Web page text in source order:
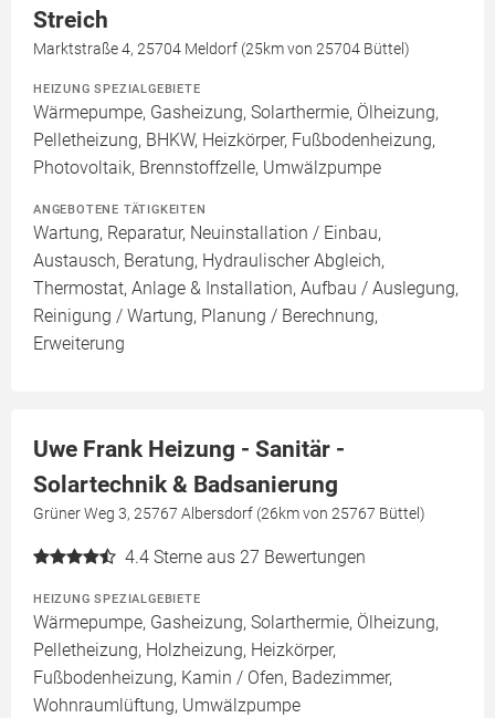
Streich
Marktstraße 4, 25704 Meldorf (25km von 25704 Büttel)
HEIZUNG SPEZIALGEBIETE
Wärmepumpe, Gasheizung, Solarthermie, Ölheizung,
Pelletheizung, BHKW, Heizkörper, Fußbodenheizung,
Photovoltaik, Brennstoffzelle, Umwälzpumpe
ANGEBOTENE TÄTIGKEITEN
Wartung, Reparatur, Neuinstallation / Einbau,
Austausch, Beratung, Hydraulischer Abgleich,
Thermostat, Anlage & Installation, Aufbau / Auslegung,
Reinigung / Wartung, Planung / Berechnung,
Erweiterung
Uwe Frank Heizung - Sanitär -
Solartechnik & Badsanierung
Grüner Weg 3, 25767 Albersdorf (26km von 25767 Büttel)
4.4 Sterne aus 27 Bewertungen
HEIZUNG SPEZIALGEBIETE
Wärmepumpe, Gasheizung, Solarthermie, Ölheizung,
Pelletheizung, Holzheizung, Heizkörper,
Fußbodenheizung, Kamin / Ofen, Badezimmer,
Wohnraumlüftung, Umwälzpumpe